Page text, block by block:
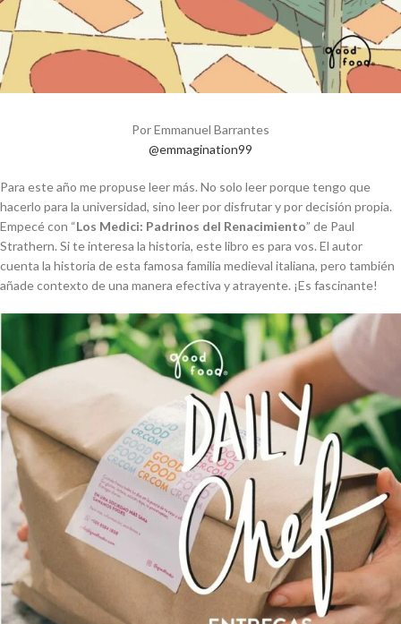
Por Emmanuel Barrantes
@emmagination99
Para este año me propuse leer más. No solo leer porque tengo que
hacerlo para la universidad, sino leer por disfrutar y por decisión propia.
Empecé con “Los Medici: Padrinos del Renacimiento” de Paul
Strathern. Si te interesa la historia, este libro es para vos. El autor
cuenta la historia de esta famosa familia medieval italiana, pero también
añade contexto de una manera efectiva y atrayente. ¡Es fascinante!